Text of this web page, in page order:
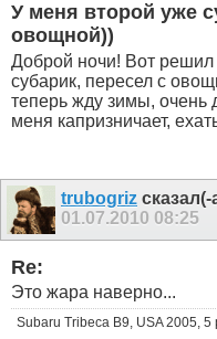
У меня второй уже
овощной))
Доброй ночи! Вот решил
субарик, пересел с
теперь жду зимы, очень
меня капризничает,
trubogriz сказал(-
01.07.2010 08:25
Re:
Это жара наверно...
Subaru Tribeca B9, USA 2005, 5